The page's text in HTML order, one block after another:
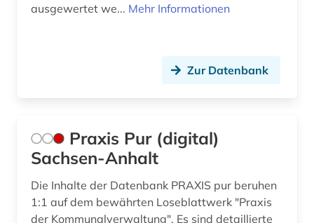
arbeitnehmervertretung (1)
arbeitsbedingungen und -politik (1)
arbeitsförderung (1)
arbeitsgericht (1)
arbeitshilfen (1)
arbeitsmarktforschung (1)
Israel (1)
Kanada (6)
Korea (2)
Liechtenstein (3)
Litauen (1)
Luxemburg (1)
ausgewertet we... Mehr Informationen
Zur Datenbank
Praxis Pur (digital)
Sachsen-Anhalt
Die Inhalte der Datenbank PRAXIS pur beruhen
1:1 auf dem bewährten Loseblattwerk "Praxis
der Kommunalverwaltung". Es sind detaillierte